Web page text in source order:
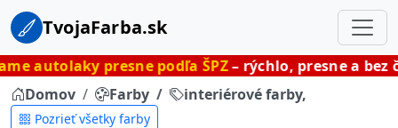
TvojaFarba.sk
presne podľa ŠPZ– rýchlo, presne a bez čakania.
Domov
Farby interiérové farby,
Pozrieť všetky farby